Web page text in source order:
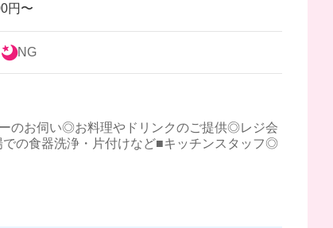
円〜
NG
のお伺い◎お料理やドリンクのご提供◎レジ会
の食器洗浄・片付けなど■キッチンスタッフ◎